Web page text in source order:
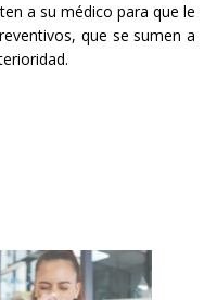
a su médico para que le
que se sumen a